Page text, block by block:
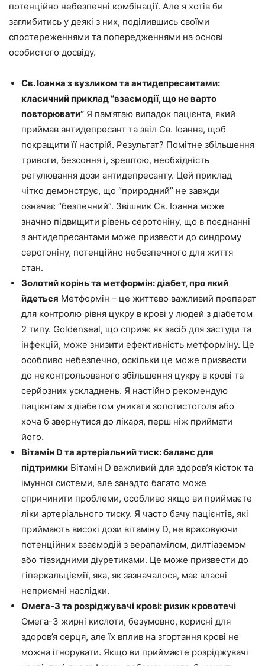
потенційно небезпечні комбінації. Але я хотів би
заглибитись у деякі з них, поділившись своїми
спостереженнями та попередженнями на основі
особистого досвіду.
Св. Іоанна з вузликом та антидепресантами:
класичний приклад “взаємодії, що не варто
повторювати” Я пам’ятаю випадок пацієнта, який
приймав антидепресант та звіл Св. Іоанна, щоб
покращити її настрій. Результат? Помітне збільшення
тривоги, безсоння і, зрештою, необхідність
регулювання дози антидепресанту. Цей приклад
чітко демонструє, що “природний” не завжди
означає “безпечний”. Звішник Св. Іоанна може
значно підвищити рівень серотоніну, що в поєднанні
з антидепресантами може призвести до синдрому
серотоніну, потенційно небезпечного для життя
стан.
Золотий корінь та метформін: діабет, про який
йдеться Метформін – це життєво важливий препарат
для контролю рівня цукру в крові у людей з діабетом
2 типу. Goldenseal, що сприяє як засіб для застуди та
інфекцій, може знизити ефективність метформіну. Це
особливо небезпечно, оскільки це може призвести
до неконтрольованого збільшення цукру в крові та
серйозних ускладнень. Я настійно рекомендую
пацієнтам з діабетом уникати золотистоголя або
хоча б звернутися до лікаря, перш ніж приймати
його.
Вітамін D та артеріальний тиск: баланс для
підтримки Вітамін D важливий для здоров’я кісток та
імунної системи, але занадто багато може
спричинити проблеми, особливо якщо ви приймаєте
ліки артеріального тиску. Я часто бачу пацієнтів, які
приймають високі дози вітаміну D, не враховуючи
потенційних взаємодій з верапамілом, дилтіаземом
або тіазидними діуретиками. Це може призвести до
гіперкальціємії, яка, як зазначалося, має власні
неприємні наслідки.
Омега-3 та розріджувачі крові: ризик кровотечі
Омега-3 жирні кислоти, безумовно, корисні для
здоров’я серця, але їх вплив на згортання крові не
можна ігнорувати. Якщо ви приймаєте розріджувачі